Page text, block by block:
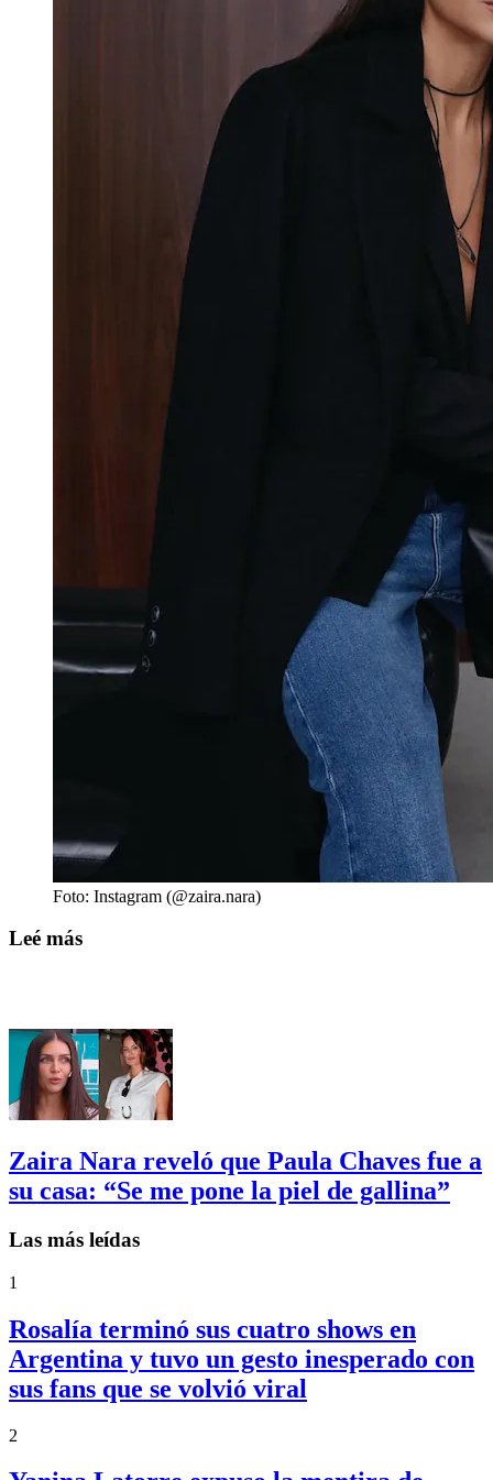
Foto: Instagram (@zaira.nara)
Leé más
Zaira Nara reveló que Paula Chaves fue a
su casa: “Se me pone la piel de gallina”
Las más leídas
1
Rosalía terminó sus cuatro shows en
Argentina y tuvo un gesto inesperado con
sus fans que se volvió viral
2